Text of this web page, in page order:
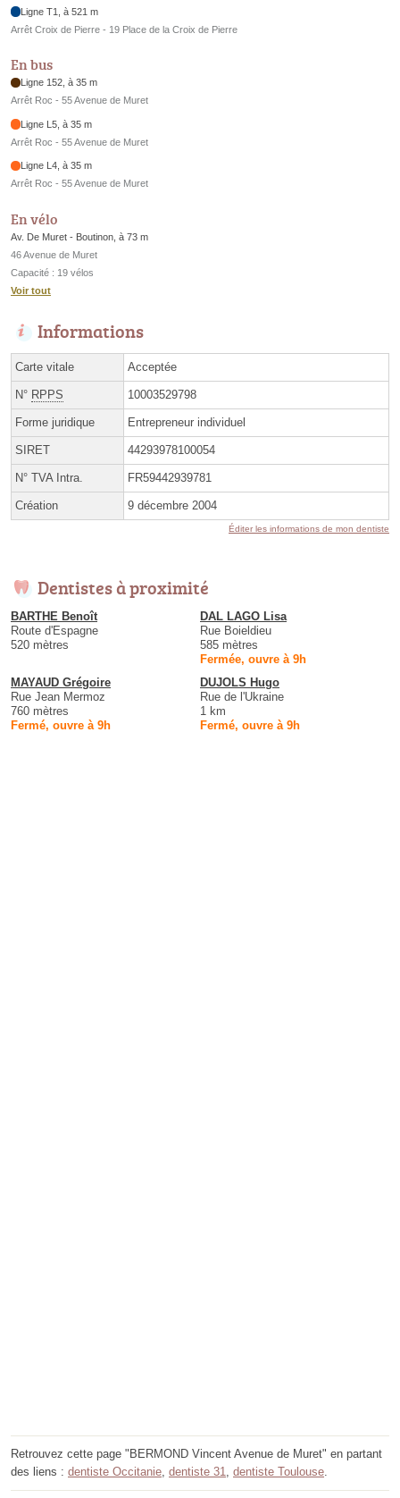
Ligne T1, à 521 m
Arrêt Croix de Pierre - 19 Place de la Croix de Pierre
En bus
Ligne 152, à 35 m
Arrêt Roc - 55 Avenue de Muret
Ligne L5, à 35 m
Arrêt Roc - 55 Avenue de Muret
Ligne L4, à 35 m
Arrêt Roc - 55 Avenue de Muret
En vélo
Av. De Muret - Boutinon, à 73 m
46 Avenue de Muret
Capacité : 19 vélos
Voir tout
Informations
Carte vitale Acceptée
N° RPPS 10003529798
Forme juridique Entrepreneur individuel
SIRET 44293978100054
N° TVA Intra. FR59442939781
Création 9 décembre 2004
Éditer les informations de mon dentiste
Dentistes à proximité
BARTHE Benoît
Route d'Espagne
520 mètres
DAL LAGO Lisa
Rue Boieldieu
585 mètres
Fermée, ouvre à 9h
MAYAUD Grégoire
Rue Jean Mermoz
760 mètres
Fermé, ouvre à 9h
DUJOLS Hugo
Rue de l'Ukraine
1 km
Fermé, ouvre à 9h
Retrouvez cette page "BERMOND Vincent Avenue de Muret" en partant
des liens : dentiste Occitanie dentiste 31 dentiste Toulouse